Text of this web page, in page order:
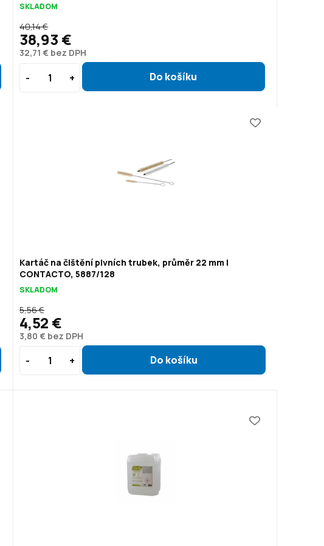
SKLADOM
32,71 € bez DPH
40,14 €
38,93 €
Kartáč na čištění pivních trubek, průměr 22 mm |
CONTACTO, 5887/128
SKLADOM
3,80 € bez DPH
5,56 €
4,52 €